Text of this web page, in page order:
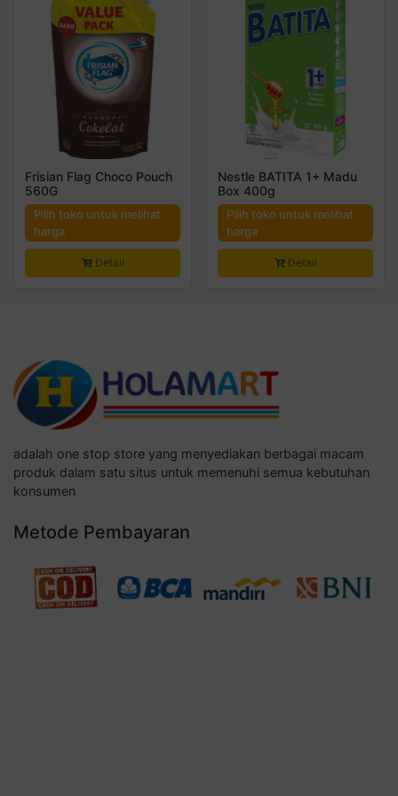
Frisian Flag Choco Pouch
560G
Pilih toko untuk melihat
harga
Detail
Nestle BATITA 1+ Madu
Box 400g
Pilih toko untuk melihat
harga
Detail
adalah one stop store yang menyediakan berbagai macam
produk dalam satu situs untuk memenuhi semua kebutuhan
konsumen
Metode Pembayaran